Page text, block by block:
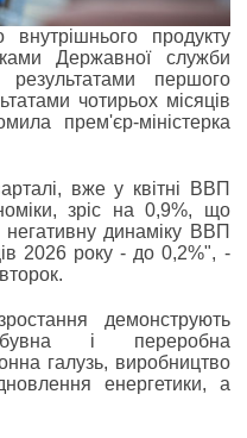
продукту
Державної служби
першого
чотирьох місяців
прем'єр-міністерка
вже у квітні ВВП
зріс на 0,9%, що
динаміку ВВП
2026 року - до 0,2%", -
демонструють
і переробна
галузь, виробництво
енергетики, а